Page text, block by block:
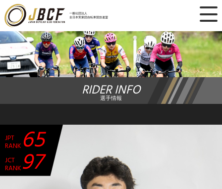
一般社団法人
全日本実業団自転車競技連盟
×
ニュース
レース日程
ランキング
競技ガイド
RIDER INFO
選手情報
JPT
RANK 65
JCT
RANK97